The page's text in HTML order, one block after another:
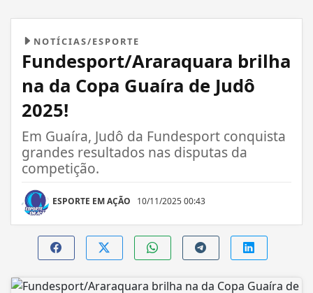
NOTÍCIAS/ESPORTE
Fundesport/Araraquara brilha
na da Copa Guaíra de Judô
2025!
Em Guaíra, Judô da Fundesport conquista
grandes resultados nas disputas da
competição.
ESPORTE EM AÇÃO 10/11/2025 00:43